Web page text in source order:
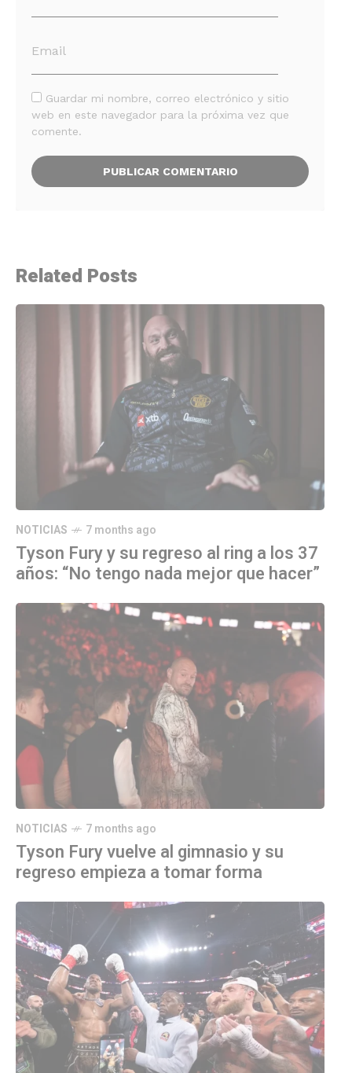
Guardar mi nombre, correo electrónico y sitio
web en este navegador para la próxima vez que
comente.
Related Posts
NOTICIAS 7 months ago
Tyson Fury y su regreso al ring a los 37
años: “No tengo nada mejor que hacer”
NOTICIAS 7 months ago
Tyson Fury vuelve al gimnasio y su
regreso empieza a tomar forma